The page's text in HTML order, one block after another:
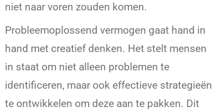
niet naar voren zouden komen.
Probleemoplossend vermogen gaat hand in
hand met creatief denken. Het stelt mensen
in staat om niet alleen problemen te
identificeren, maar ook effectieve strategieën
te ontwikkelen om deze aan te pakken. Dit